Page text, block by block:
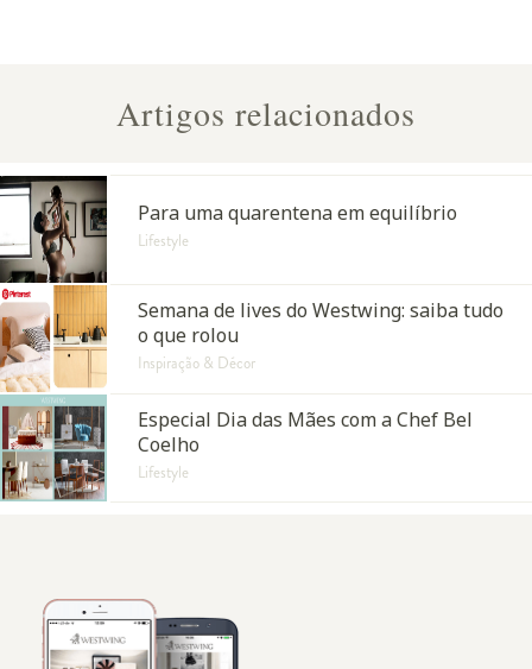
Artigos relacionados
Para uma quarentena em equilíbrio
Lifestyle
Semana de lives do Westwing: saiba tudo
o que rolou
Inspiração & Décor
Especial Dia das Mães com a Chef Bel
Coelho
Lifestyle